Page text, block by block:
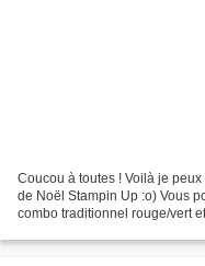
Coucou à toutes ! Voilà je
de Noël Stampin Up :o) Vous
combo traditionnel rouge/vert